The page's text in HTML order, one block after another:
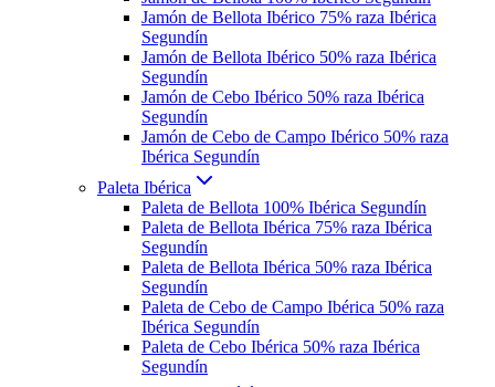
Jamón de Bellota Ibérico 75% raza Ibérica
Segundín
Jamón de Bellota Ibérico 50% raza Ibérica
Segundín
Jamón de Cebo Ibérico 50% raza Ibérica
Segundín
Jamón de Cebo de Campo Ibérico 50% raza
Ibérica Segundín
Paleta Ibérica
Paleta de Bellota 100% Ibérica Segundín
Paleta de Bellota Ibérica 75% raza Ibérica
Segundín
Paleta de Bellota Ibérica 50% raza Ibérica
Segundín
Paleta de Cebo de Campo Ibérica 50% raza
Ibérica Segundín
Paleta de Cebo Ibérica 50% raza Ibérica
Segundín